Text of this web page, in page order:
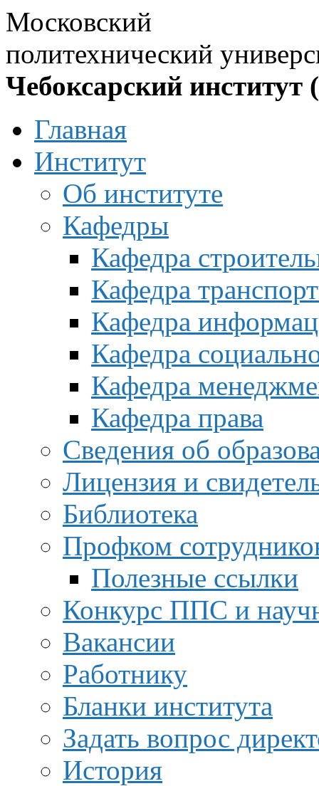
Московский
политехнический
Чебоксарский институт
Главная
Институт
Об институте
Кафедры
Кафедра
Кафедра
Кафедра
Кафедра
Кафедра
Кафедра права
Сведения об
Лицензия и
Библиотека
Профком
Полезные ссылки
Конкурс ППС и
Вакансии
Работнику
Бланки института
Задать вопрос
История